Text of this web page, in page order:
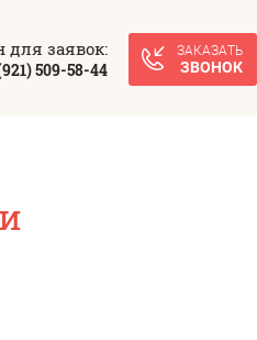
для заявок:
509-58-44
ЗАКАЗАТЬ
ЗВОНОК